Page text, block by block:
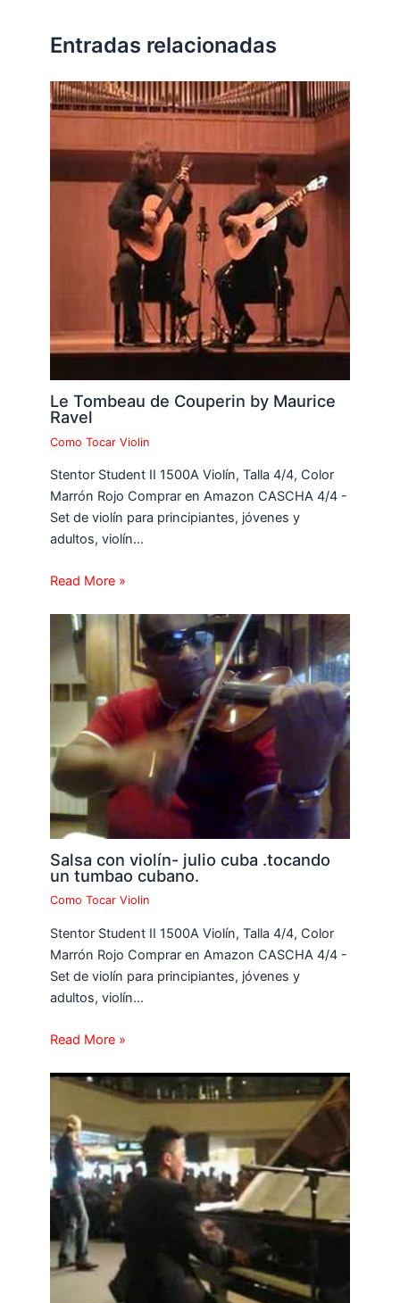
Entradas relacionadas
Le Tombeau de Couperin by Maurice
Ravel
Como Tocar Violin
Stentor Student II 1500A Violín, Talla 4/4, Color
Marrón Rojo Comprar en Amazon CASCHA 4/4 -
Set de violín para principiantes, jóvenes y
adultos, violín…
Read More »
Salsa con violín- julio cuba .tocando
un tumbao cubano.
Como Tocar Violin
Stentor Student II 1500A Violín, Talla 4/4, Color
Marrón Rojo Comprar en Amazon CASCHA 4/4 -
Set de violín para principiantes, jóvenes y
adultos, violín…
Read More »